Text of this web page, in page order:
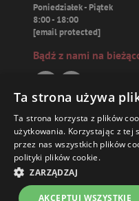
16,88 ZŁ
Poniedziałek - Piątek
8:00 - 18:00
[email protected]
Bądź z nami na
Paskarz.pl
Zamówienia
Książki
Ta strona używa
Ta strona korzysta z plików
użytkowania. Korzystając z tej
przez nas wszystkich plików
polityki plików cookie.
ZARZĄDZAJ
AKCEPTUJ WSZYSTKIE